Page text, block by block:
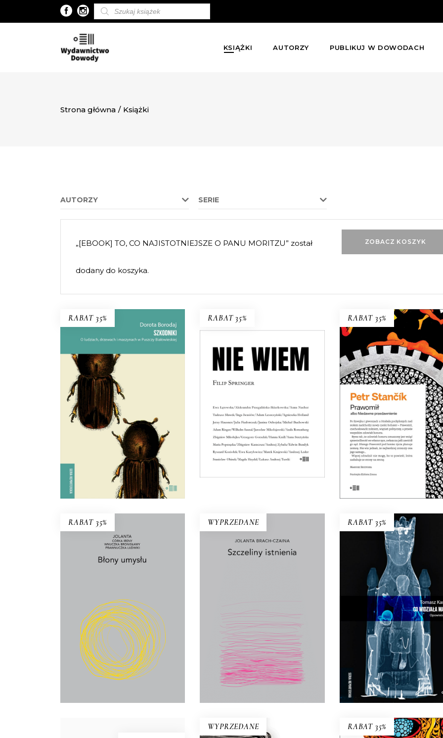
Wyszukiwarka
produktów
KSIĄŻKI AUTORZY PUBLIKUJ W DOWODACH
Strona główna / Książki
AUTORZY SERIE
ZOBACZ KOSZYK
„[EBOOK] TO, CO NAJISTOTNIEJSZE O PANU MORITZU” został
dodany do koszyka.
RABAT 35%
E-BOOK DO
KOSZYKA
SZKODNIKI
Walka toczyła się nie tylko w
lesie, ale i w głowach ludzi.
59.90zł 38.94
KSIĄŻKA DO
KOSZYKA
RABAT 35%
NIE WIEM
niewiedzą?
56.00zł 36.40zł
KSIĄŻKA DO
KOSZYKA
RABAT 35%
PRAWOMIŁ ALBO
NIEDAWNE
PRZEDAWNIENIE
Bywa, że człowiek
zmuszony jest wziąć
sprawiedliwość we własne
58.00zł 37.70zł
KSIĄŻKA DO
RABAT 35%
E-BOOK DO
BŁONY UMYSŁU
przeobraża?
35.00zł 22.75zł
KSIĄŻKA DO
KOSZYKA
WYPRZEDANE
E-BOOK DO
KOSZYKA
SZCZELINY ISTNIENIA
Ścierka, piasek, szczur, talerz,
Brach-Czainy. Wydany po raz
pierwszy w 1992 roku esej był
wielkim wydarzeniem literackim.
Zyskał miano książki kultowej,
„biblii feminizmu”.
35.00zł 17.50zł
RABAT 35%
E-BOOK DO
KOSZYKA
CO WIDZIAŁA
W Bardzie przeszłość i
teraźniejszość przeplatają
niekończącym się
51.00zł 33.15zł
KSIĄŻKA DO
KOSZYKA
WYPRZEDANE RABAT 35%